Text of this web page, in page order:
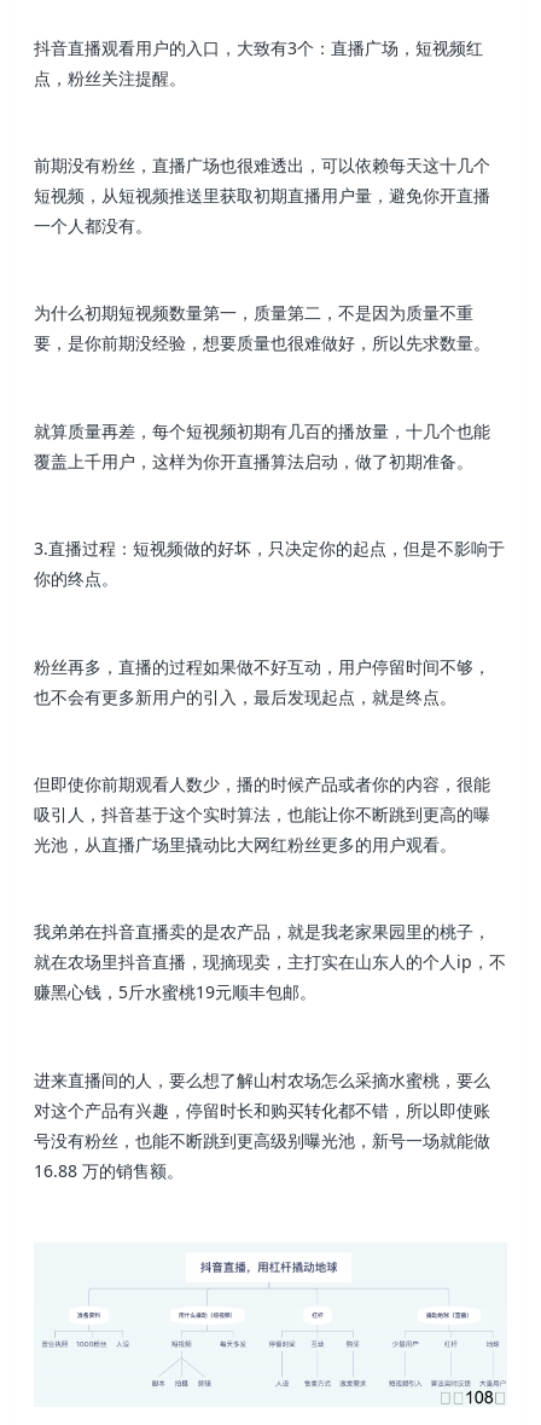
抖音直播观看用户的入口，大致有3个：直播广场，短视频红
点，粉丝关注提醒。
前期没有粉丝，直播广场也很难透出，可以依赖每天这十几个
短视频，从短视频推送里获取初期直播用户量，避免你开直播
一个人都没有。
为什么初期短视频数量第一，质量第二，不是因为质量不重
要，是你前期没经验，想要质量也很难做好，所以先求数量。
就算质量再差，每个短视频初期有几百的播放量，十几个也能
覆盖上千用户，这样为你开直播算法启动，做了初期准备。
3.直播过程：短视频做的好坏，只决定你的起点，但是不影响于
你的终点。
粉丝再多，直播的过程如果做不好互动，用户停留时间不够，
也不会有更多新用户的引入，最后发现起点，就是终点。
但即使你前期观看人数少，播的时候产品或者你的内容，很能
吸引人，抖音基于这个实时算法，也能让你不断跳到更高的曝
光池，从直播广场里撬动比大网红粉丝更多的用户观看。
我弟弟在抖音直播卖的是农产品，就是我老家果园里的桃子，
就在农场里抖音直播，现摘现卖，主打实在山东人的个人ip，不
赚黑心钱，5斤水蜜桃19元顺丰包邮。
进来直播间的人，要么想了解山村农场怎么采摘水蜜桃，要么
对这个产品有兴趣，停留时长和购买转化都不错，所以即使账
号没有粉丝，也能不断跳到更高级别曝光池，新号一场就能做
16.88 万的销售额。